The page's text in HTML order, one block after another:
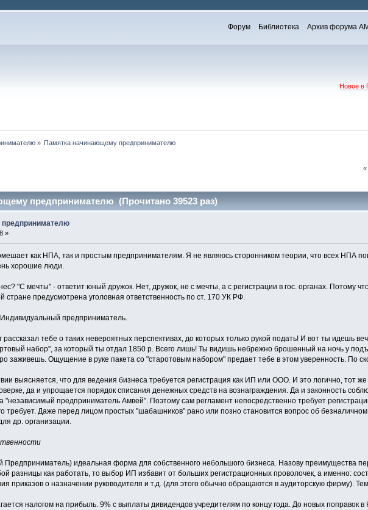
Форум Библиотека Архив форума
Новое в
» Памятка начинающему предпринимателю
«
предпринимателю (Прочитано 39523 раз)
»
как НПА, так и простым предпринимателям. Я не являюсь сторонником теории, что всех НПА
хорошие люди.
"С мечты" - ответит юный дружок. Нет, дружок, не с мечты, а с регистрации в гос. органах. Потому
стране предусмотрена уголовная ответственность по ст. 170 УК РФ.
Индивидуальный предприниматель.
рассказал тебе о таких невероятных перспективах, до которых только рукой подать! И вот ты идешь
набор", за который ты отдал 1850 р. Всего лишь! Ты видишь небрежно брошенный на ночь у
заживешь. Ощущение в руке пакета со "старотовым набором" предает тебе в этом уверенность. По
выясняется, что для ведения бизнеса требуется регистрация как ИП или ООО. И это логично, тот
да и упрощается порядок списания денежных средств на вознаграждения. Да и законность
"независимый предприниматель Амвей". Поэтому сам регламент непосредственно требует
требует. Даже перед лицом простых "шабашников" рано или позно становится вопрос об
др. организации.
идеальная форма для собственного небольшого бизнеса. Назову преимущества
разницы как работать, то выбор ИП избавит от больших регистрационных проволочек, а именно:
приказов о назначении руководителя и т.д. (для этого обычно обращаются в аудиторскую фирму).
налогом на прибыль. 9% с выплаты дивидендов учредителям по концу года. До новых поправок